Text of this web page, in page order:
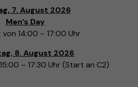
7. August 2026
Men’s Day
14:00 – 17:00 Uhr
8. August 2026
– 17:30 Uhr (Start an C2)